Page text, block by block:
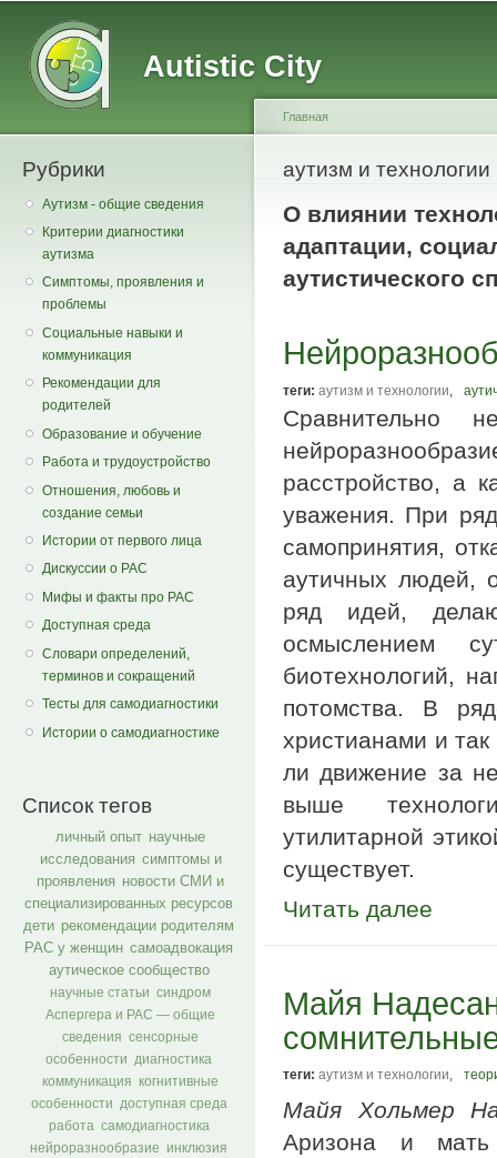
Autistic City
Рубрики
Аутизм - общие сведения
Критерии диагностики
аутизма
Симптомы, проявления и
проблемы
Социальные навыки и
коммуникация
Рекомендации для
родителей
Образование и обучение
Работа и трудоустройство
Отношения, любовь и
создание семьи
Истории от первого лица
Дискуссии о РАС
Мифы и факты про РАС
Доступная среда
Словари определений,
терминов и сокращений
Тесты для самодиагностики
Истории о самодиагностике
Список тегов
личный опыт научные
исследования симптомы и
проявления новости СМИ и
специализированных ресурсов
дети рекомендации родителям
РАС у женщин самоадвокация
аутическое сообщество
научные статьи синдром
Аспергера и РАС — общие
сведения сенсорные
особенности диагностика
коммуникация когнитивные
особенности доступная среда
работа самодиагностика
нейроразнообразие инклюзия
You are here
Главная
аутизм и технологии
О влиянии
адаптации,
аутистического
теги: аутизм и технологии
Сравнительно
расстройство, а
уважения. При
самопринятия,
аутичных людей,
ряд идей,
осмыслением
биотехнологий,
потомства. В
христианами и
ли движение за
выше
утилитарной
существует.
Читать далее
Майя
теги: аутизм и технологии,
Майя Хольмер
Аризона и мать